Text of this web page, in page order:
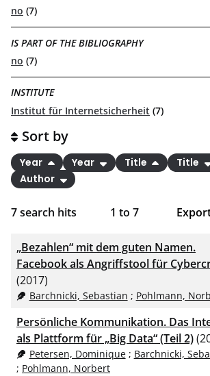
no (7)
IS PART OF THE BIBLIOGRAPHY
no (7)
INSTITUTE
Institut für Internetsicherheit (7)
7search hits 1 to 7
CSV
RIS
XML
Sort by
Year Year Title Title
Author
„Bezahlen“ mit dem guten Namen.
Facebook als Angriffstool für
(2017)
Barchnicki, Sebastian ; Pohlmann,
Persönliche Kommunikation. Das
als Plattform für „Big Data“ (Teil 2)
Petersen, Dominique; Barchnicki,
; Pohlmann, Norbert